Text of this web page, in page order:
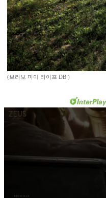
(브라보 마이 라이프 DB )